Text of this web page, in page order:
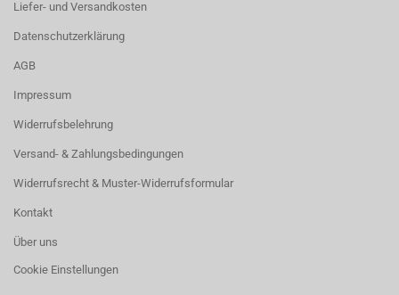
Liefer- und Versandkosten
Datenschutzerklärung
AGB
Impressum
Widerrufsbelehrung
Versand- & Zahlungsbedingungen
Widerrufsrecht & Muster-Widerrufsformular
Kontakt
Über uns
Cookie Einstellungen